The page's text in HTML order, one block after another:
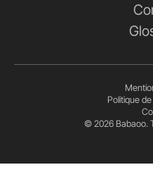
© 2026 Babaoo.
Politique